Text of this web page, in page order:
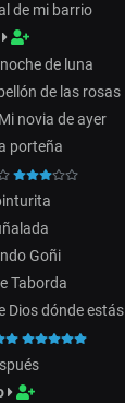
de mi barrio
de luna
de las rosas
Mi novia de ayer
porteña
Goñi
Taborda
Dios dónde estás